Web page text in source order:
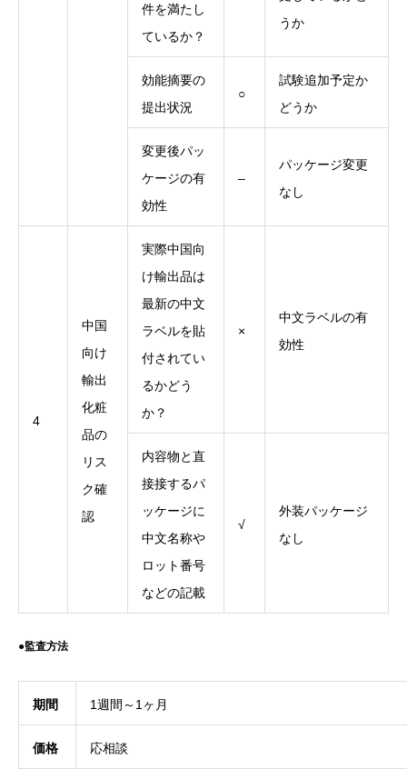
件を満たし
ているか？
うか
効能摘要の
提出状況
○
試験追加予定か
どうか
変更後パッ
ケージの有
効性
–
パッケージ変更
なし
4
中国
向け
輸出
化粧
品の
リス
ク確
認
実際中国向
け輸出品は
最新の中文
ラベルを貼
付されてい
るかどう
か？
×
中文ラベルの有
効性
内容物と直
接接するパ
ッケージに
中文名称や
ロット番号
などの記載
√
外装パッケージ
なし
●監査方法
期間 1週間～1ヶ月
価格 応相談